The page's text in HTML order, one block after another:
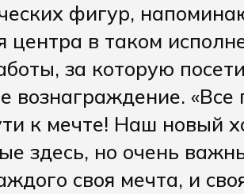
фигур,
центра в таком
за которую
вознаграждение. «Все
к мечте! Наш новый
здесь, но очень
своя мечта, и